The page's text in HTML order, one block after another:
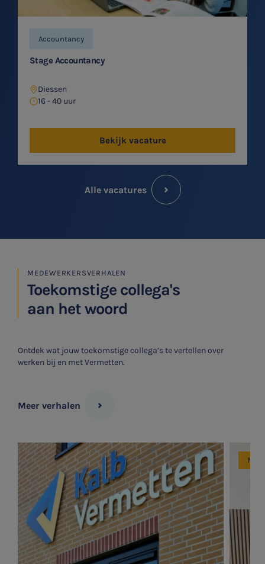
Accountancy
Stage Accountancy
Diessen
16 - 40 uur
Bekijk vacature
Alle vacatures
MEDEWERKERSVERHALEN
Toekomstige collega's
aan het woord
Ontdek wat jouw toekomstige collega’s te vertellen over
werken bij en met Vermetten.
Meer verhalen